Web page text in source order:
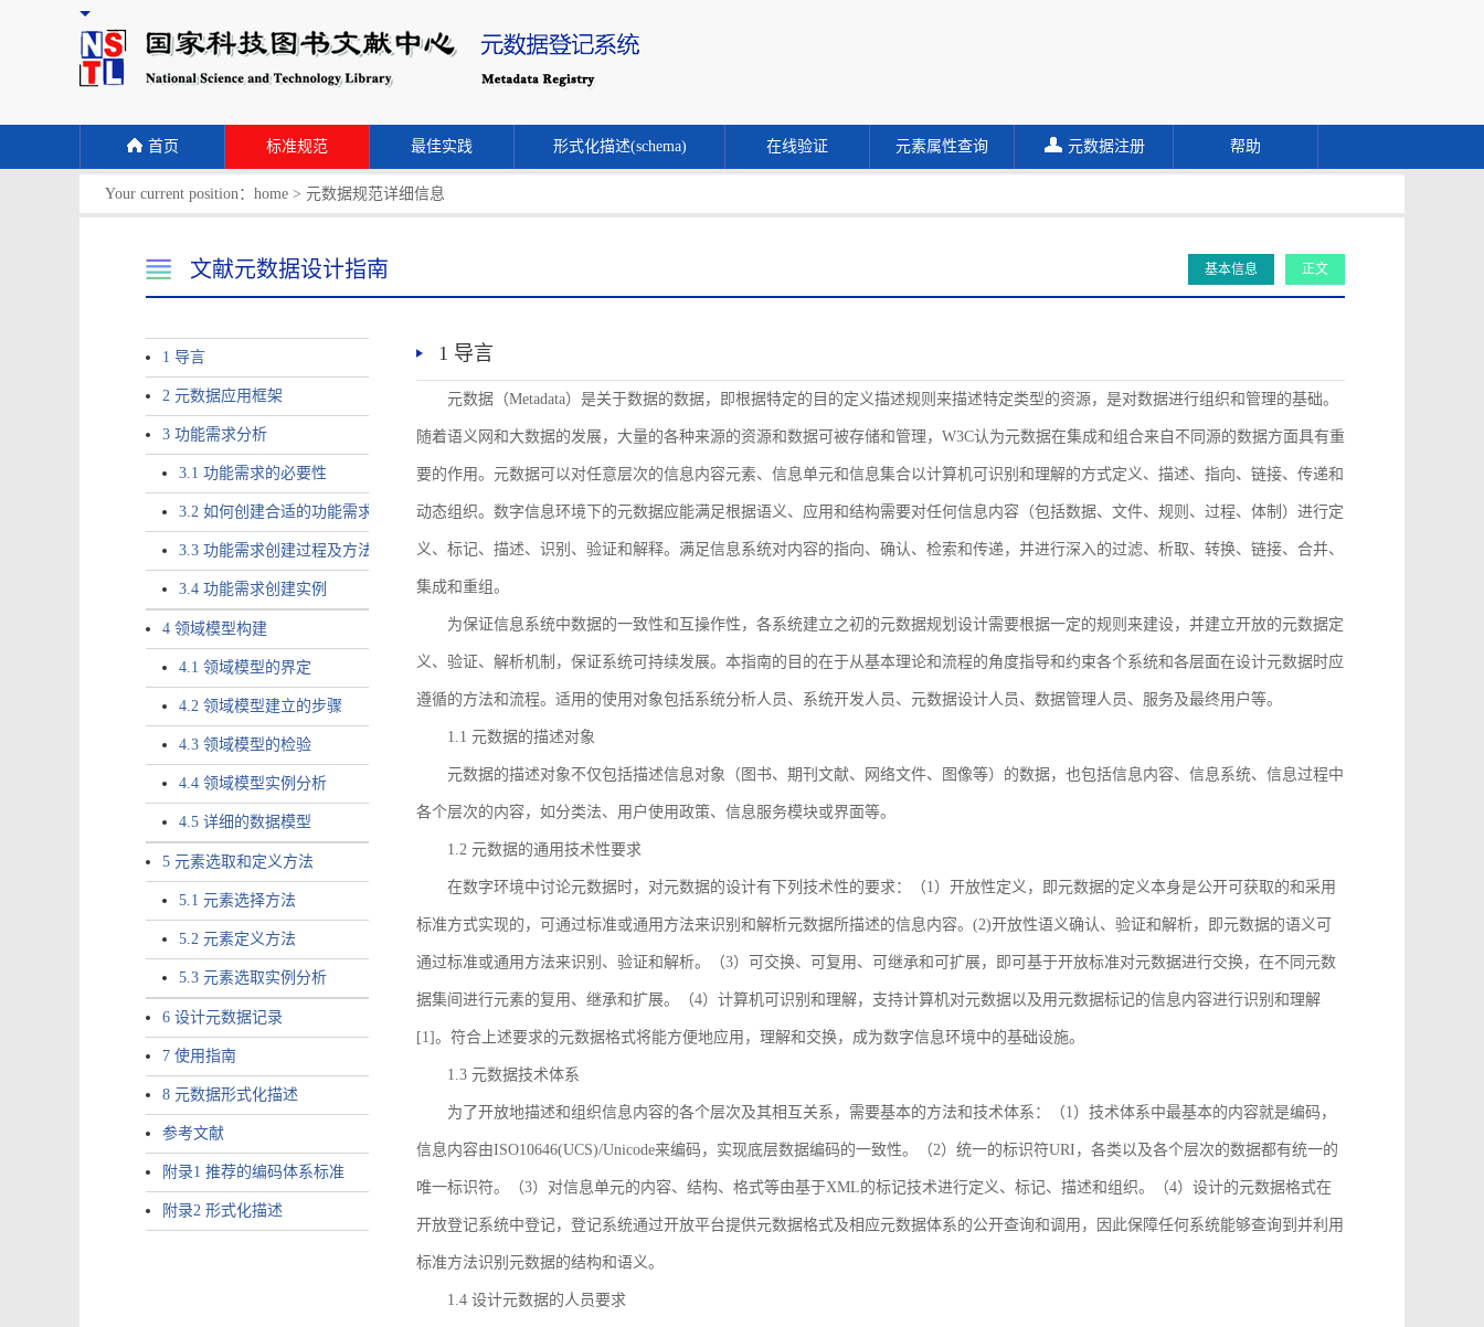
首页 标准规范 最佳实践 形式化描述(schema) 在线验证 元素属性查询 元数据注册 帮助
Your current position： home > 元数据规范详细信息
文献元数据设计指南 基本信息 正文
1 导言
2 元数据应用框架
3 功能需求分析
3.1 功能需求的必要性
3.2 如何创建合适的功能需求
3.3 功能需求创建过程及方法
3.4 功能需求创建实例
4 领域模型构建
4.1 领域模型的界定
4.2 领域模型建立的步骤
4.3 领域模型的检验
4.4 领域模型实例分析
4.5 详细的数据模型
5 元素选取和定义方法
5.1 元素选择方法
5.2 元素定义方法
5.3 元素选取实例分析
6 设计元数据记录
7 使用指南
8 元数据形式化描述
参考文献
附录1 推荐的编码体系标准
附录2 形式化描述
1 导言
元数据（Metadata）是关于数据的数据，即根据特定的目的定义描述规则来描述特定类型的资源，是对数据进行组织和管理的基础。
随着语义网和大数据的发展，大量的各种来源的资源和数据可被存储和管理，W3C认为元数据在集成和组合来自不同源的数据方面具有重
要的作用。元数据可以对任意层次的信息内容元素、信息单元和信息集合以计算机可识别和理解的方式定义、描述、指向、链接、传递和
动态组织。数字信息环境下的元数据应能满足根据语义、应用和结构需要对任何信息内容（包括数据、文件、规则、过程、体制）进行定
义、标记、描述、识别、验证和解释。满足信息系统对内容的指向、确认、检索和传递，并进行深入的过滤、析取、转换、链接、合并、
集成和重组。
为保证信息系统中数据的一致性和互操作性，各系统建立之初的元数据规划设计需要根据一定的规则来建设，并建立开放的元数据定
义、验证、解析机制，保证系统可持续发展。本指南的目的在于从基本理论和流程的角度指导和约束各个系统和各层面在设计元数据时应
遵循的方法和流程。适用的使用对象包括系统分析人员、系统开发人员、元数据设计人员、数据管理人员、服务及最终用户等。
1.1 元数据的描述对象
元数据的描述对象不仅包括描述信息对象（图书、期刊文献、网络文件、图像等）的数据，也包括信息内容、信息系统、信息过程中
各个层次的内容，如分类法、用户使用政策、信息服务模块或界面等。
1.2 元数据的通用技术性要求
在数字环境中讨论元数据时，对元数据的设计有下列技术性的要求：（1）开放性定义，即元数据的定义本身是公开可获取的和采用
标准方式实现的，可通过标准或通用方法来识别和解析元数据所描述的信息内容。(2)开放性语义确认、验证和解析，即元数据的语义可
通过标准或通用方法来识别、验证和解析。（3）可交换、可复用、可继承和可扩展，即可基于开放标准对元数据进行交换，在不同元数
据集间进行元素的复用、继承和扩展。（4）计算机可识别和理解，支持计算机对元数据以及用元数据标记的信息内容进行识别和理解
[1]。符合上述要求的元数据格式将能方便地应用，理解和交换，成为数字信息环境中的基础设施。
1.3 元数据技术体系
为了开放地描述和组织信息内容的各个层次及其相互关系，需要基本的方法和技术体系：（1）技术体系中最基本的内容就是编码，
信息内容由ISO10646(UCS)/Unicode来编码，实现底层数据编码的一致性。（2）统一的标识符URI，各类以及各个层次的数据都有统一的
唯一标识符。（3）对信息单元的内容、结构、格式等由基于XML的标记技术进行定义、标记、描述和组织。（4）设计的元数据格式在
开放登记系统中登记，登记系统通过开放平台提供元数据格式及相应元数据体系的公开查询和调用，因此保障任何系统能够查询到并利用
标准方法识别元数据的结构和语义。
1.4 设计元数据的人员要求